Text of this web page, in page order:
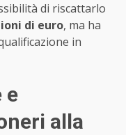
di riscattarlo
di euro, ma ha
in
e
alla